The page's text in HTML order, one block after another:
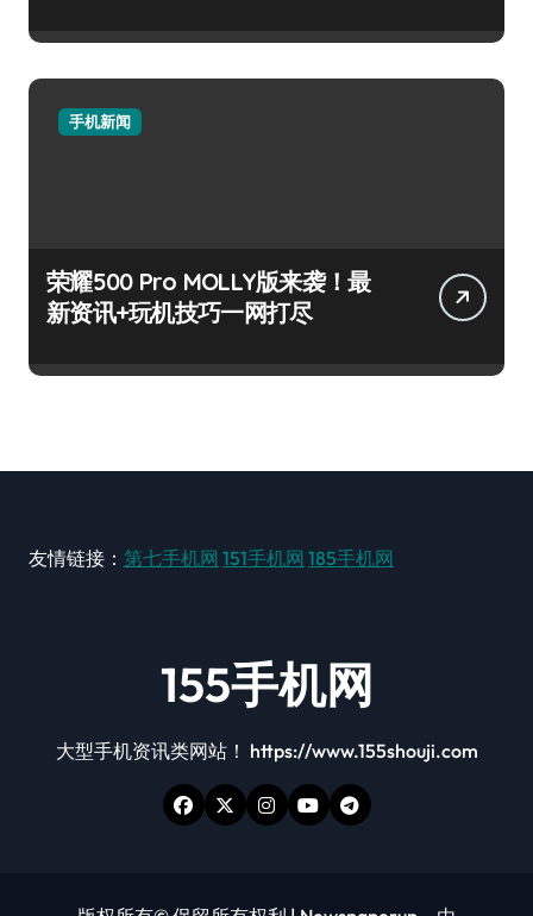
手机新闻
荣耀500 Pro MOLLY版来袭！最
新资讯+玩机技巧一网打尽
友情链接： 第七手机网 151手机网 185手机网
155手机网
大型手机资讯类网站！ https://www.155shouji.com